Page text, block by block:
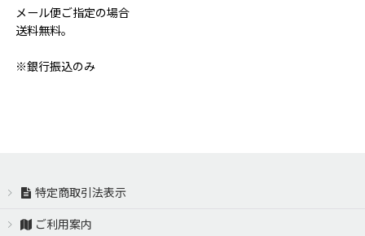
メール便ご指定の場合
送料無料。
※銀行振込のみ
特定商取引法表示
ご利用案内